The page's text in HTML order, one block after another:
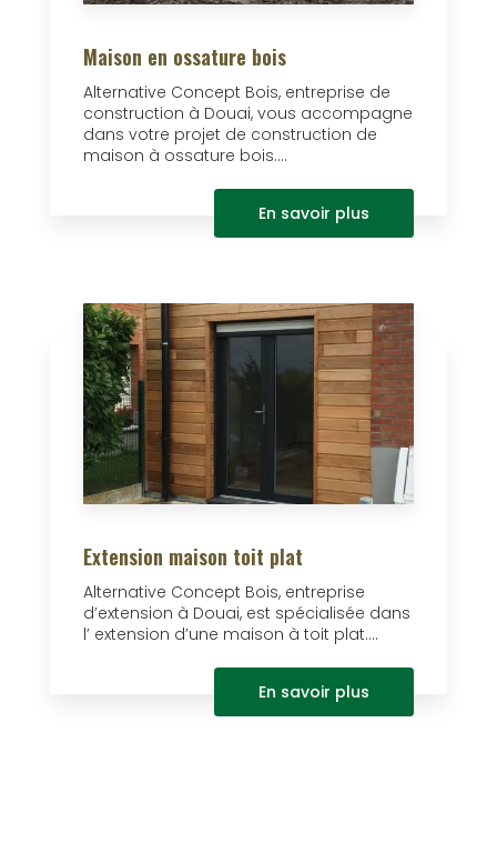
Maison en ossature bois
Alternative Concept Bois, entreprise de
construction à Douai, vous accompagne
dans votre projet de construction de
maison à ossature bois....
En savoir plus
Extension maison toit plat
Alternative Concept Bois, entreprise
d’extension à Douai, est spécialisée dans
l’ extension d’une maison à toit plat....
En savoir plus